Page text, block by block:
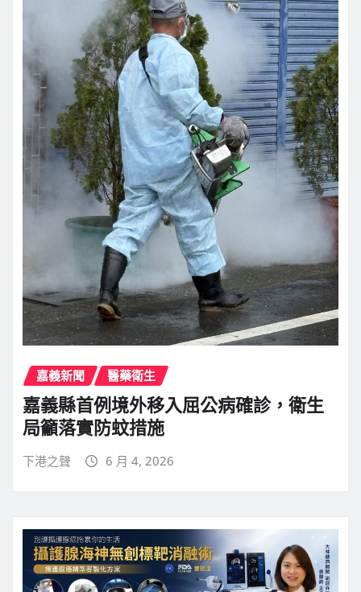
嘉義新聞 醫藥衛生
嘉義縣首例境外移入屈公病確診，衛生
局籲落實防蚊措施
下港之聲 6 月 4, 2026